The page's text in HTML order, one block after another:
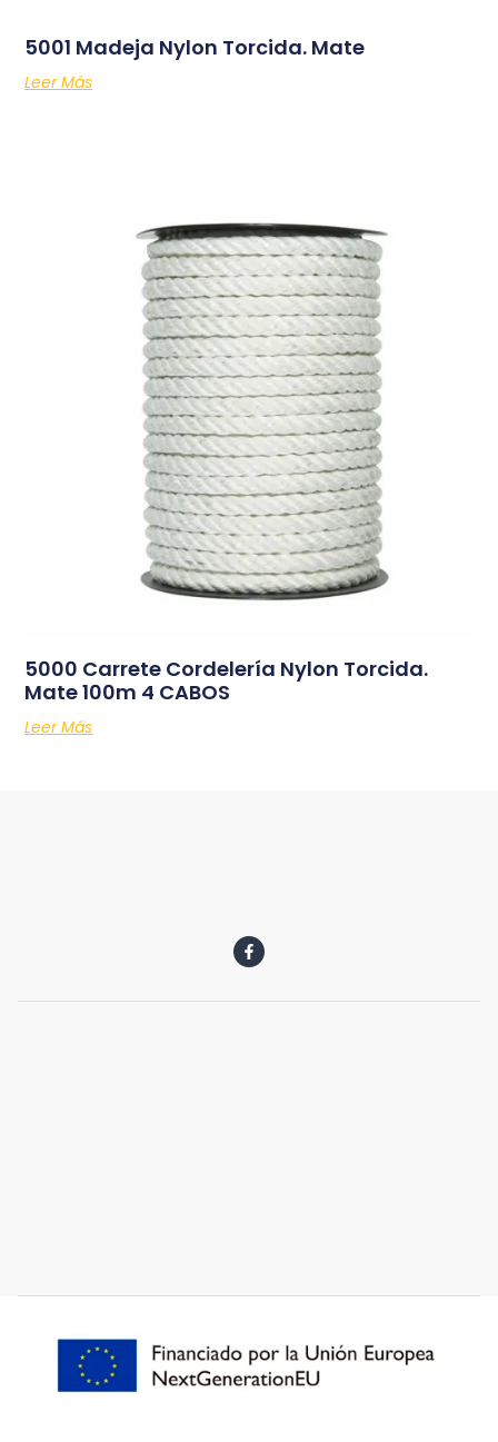
5001 Madeja Nylon Torcida. Mate
Leer Más
5000 Carrete Cordelería Nylon Torcida.
Mate 100m 4 CABOS
Leer Más